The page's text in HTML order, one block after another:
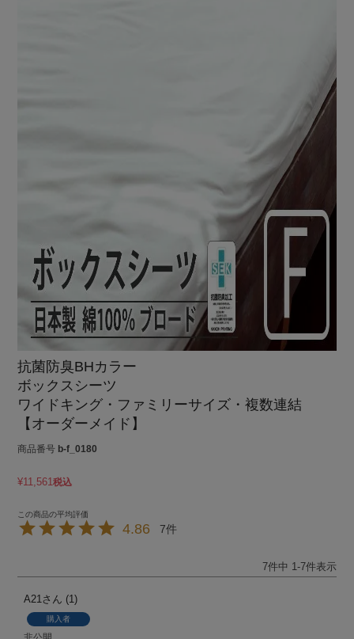
抗菌防臭BHカラー
ボックスシーツ
ワイドキング・ファミリーサイズ・複数連結
【オーダーメイド】
商品番号 b-f_0180
¥11,561税込
4.86 7
7件中 1-7件表示
A21 1
購入者